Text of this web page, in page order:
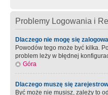
Problemy Logowania i
Dlaczego nie mogę się
Powodów tego może być kilka.
problem leży w błędnej
Góra
Dlaczego muszę się
Być może nie musisz, zależy to